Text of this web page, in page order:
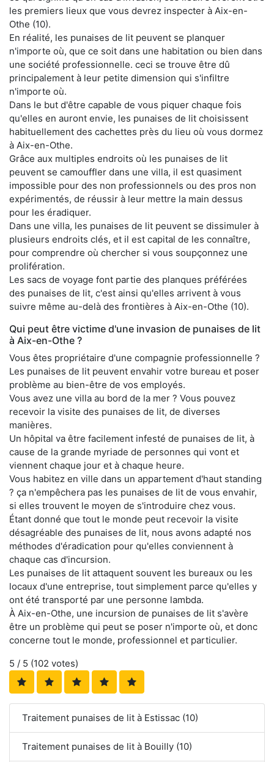
les premiers lieux que vous devrez inspecter à Aix-en-
Othe (10).
En réalité, les punaises de lit peuvent se planquer
n'importe où, que ce soit dans une habitation ou bien dans
une société professionnelle. ceci se trouve être dû
principalement à leur petite dimension qui s'infiltre
n'importe où.
Dans le but d'être capable de vous piquer chaque fois
qu'elles en auront envie, les punaises de lit choisissent
habituellement des cachettes près du lieu où vous dormez
à Aix-en-Othe.
Grâce aux multiples endroits où les punaises de lit
peuvent se camouffler dans une villa, il est quasiment
impossible pour des non professionnels ou des pros non
expérimentés, de réussir à leur mettre la main dessus
pour les éradiquer.
Dans une villa, les punaises de lit peuvent se dissimuler à
plusieurs endroits clés, et il est capital de les connaître,
pour comprendre où chercher si vous soupçonnez une
prolifération.
Les sacs de voyage font partie des planques préférées
des punaises de lit, c'est ainsi qu'elles arrivent à vous
suivre même au-delà des frontières à Aix-en-Othe (10).
Qui peut être victime d'une invasion de punaises de lit
à Aix-en-Othe ?
Vous êtes propriétaire d'une compagnie professionnelle ?
Les punaises de lit peuvent envahir votre bureau et poser
problème au bien-être de vos employés.
Vous avez une villa au bord de la mer ? Vous pouvez
recevoir la visite des punaises de lit, de diverses
manières.
Un hôpital va être facilement infesté de punaises de lit, à
cause de la grande myriade de personnes qui vont et
viennent chaque jour et à chaque heure.
Vous habitez en ville dans un appartement d'haut standing
? ça n'empêchera pas les punaises de lit de vous envahir,
si elles trouvent le moyen de s'introduire chez vous.
Étant donné que tout le monde peut recevoir la visite
désagréable des punaises de lit, nous avons adapté nos
méthodes d'éradication pour qu'elles conviennent à
chaque cas d'incursion.
Les punaises de lit attaquent souvent les bureaux ou les
locaux d'une entreprise, tout simplement parce qu'elles y
ont été transporté par une personne lambda.
À Aix-en-Othe, une incursion de punaises de lit s'avère
être un problème qui peut se poser n'importe où, et donc
concerne tout le monde, professionnel et particulier.
5 / 5 (102 votes)
Traitement punaises de lit à Estissac (10)
Traitement punaises de lit à Bouilly (10)